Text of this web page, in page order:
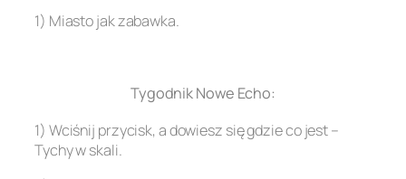
1) Miasto jak zabawka.
Tygodnik Nowe Echo:
1) Wciśnij przycisk, a dowiesz się gdzie co jest –
Tychy w skali.